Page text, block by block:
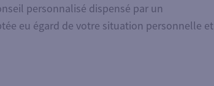
personnalisé dispensé par un
eu égard de votre situation personnelle et